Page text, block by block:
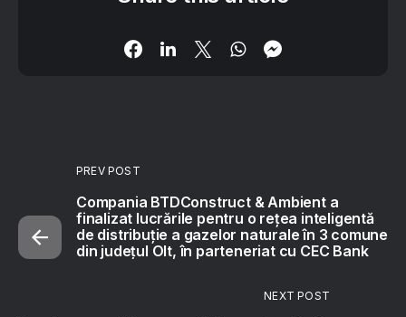
PREV POST
Compania BTDConstruct & Ambient a
finalizat lucrările pentru o rețea inteligentă
de distribuție a gazelor naturale în 3 comune
din județul Olt, în parteneriat cu CEC Bank
NEXT POST